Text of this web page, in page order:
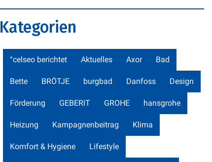
Kategorien
°celseo berichtet Aktuelles Axor Bad
Bette BRÖTJE burgbad Danfoss Design
Förderung GEBERIT GROHE hansgrohe
Heizung Kampagnenbeitrag Klima
Komfort & Hygiene Lifestyle